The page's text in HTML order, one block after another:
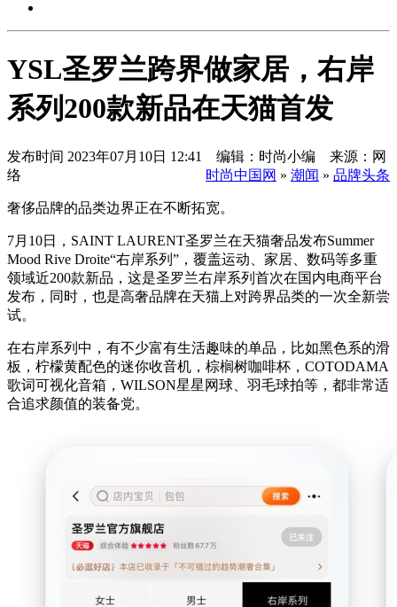
YSL圣罗兰跨界做家居，右岸
系列200款新品在天猫首发
发布时间 2023年07月10日 12:41 编辑：时尚小编 来源：网
络
时尚中国网 » 潮闻 » 品牌头条
奢侈品牌的品类边界正在不断拓宽。
7月10日，SAINT LAURENT圣罗兰在天猫奢品发布Summer
Mood Rive Droite“右岸系列”，覆盖运动、家居、数码等多重
领域近200款新品，这是圣罗兰右岸系列首次在国内电商平台
发布，同时，也是高奢品牌在天猫上对跨界品类的一次全新尝
试。
在右岸系列中，有不少富有生活趣味的单品，比如黑色系的滑
板，柠檬黄配色的迷你收音机，棕榈树咖啡杯，COTODAMA
歌词可视化音箱，WILSON星星网球、羽毛球拍等，都非常适
合追求颜值的装备党。